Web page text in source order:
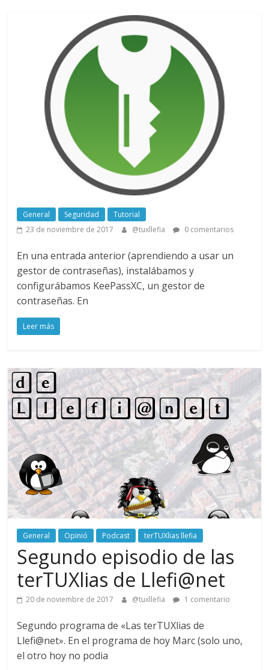
General Seguridad
Tutorial
23 de noviembre de 2017
@tuxllefia 0 comentarios
En una entrada anterior (aprendiendo a usar un
gestor de contraseñas), instalábamos y
configurábamos KeePassXC, un gestor de
contraseñas. En
Leer más
General Opinió Podcast terTUXlias llefia
Segundo episodio de las
terTUXlias de Llefi@net
20 de noviembre de 2017 @tuxllefia 1 comentario
Segundo programa de «Las terTUXlias de
Llefi@net». En el programa de hoy Marc (solo uno,
el otro hoy no podia